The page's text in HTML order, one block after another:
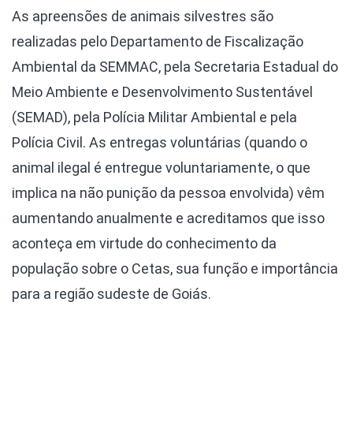
As apreensões de animais silvestres são
realizadas pelo Departamento de Fiscalização
Ambiental da SEMMAC, pela Secretaria Estadual do
Meio Ambiente e Desenvolvimento Sustentável
(SEMAD), pela Polícia Militar Ambiental e pela
Polícia Civil. As entregas voluntárias (quando o
animal ilegal é entregue voluntariamente, o que
implica na não punição da pessoa envolvida) vêm
aumentando anualmente e acreditamos que isso
aconteça em virtude do conhecimento da
população sobre o Cetas, sua função e importância
para a região sudeste de Goiás.